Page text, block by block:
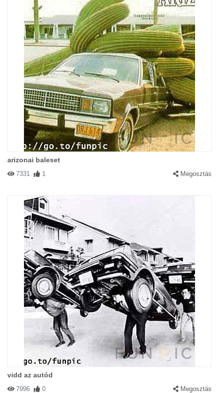
arizonai baleset
7331 1 Megosztás
vidd az autód
7996 0 Megosztás